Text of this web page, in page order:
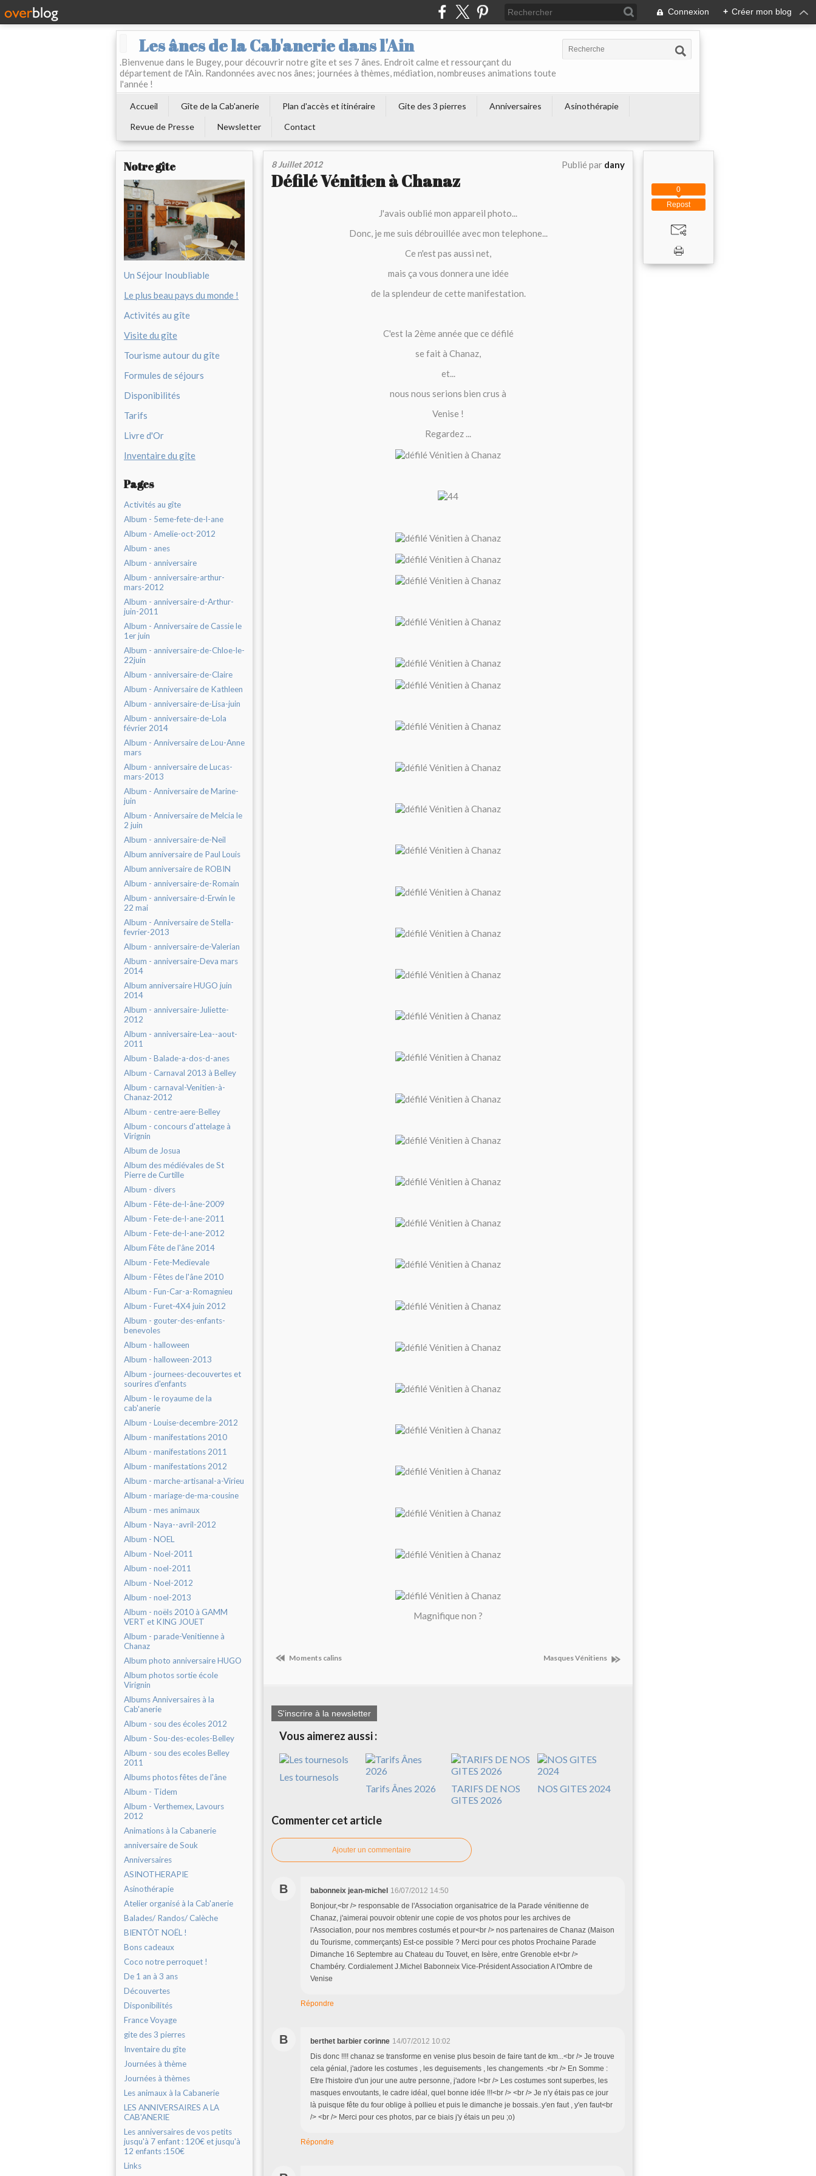
Connexion + Créer mon blog
Les ânes de la Cab'anerie dans l'Ain
.Bienvenue dans le Bugey, pour découvrir notre gîte et ses 7 ânes. Endroit calme et ressourçant du
département de l'Ain. Randonnées avec nos ânes; journées à thèmes, médiation, nombreuses animations toute
l'année !
Accueil Gîte de la Cab'anerie Plan d'accès et itinéraire Gite des 3 pierres Anniversaires
Asinothérapie
Revue de Presse
Newsletter Contact
Notre gîte
Un Séjour Inoubliable
Le plus beau pays du monde !
Activités au gîte
Visite du gîte
Tourisme autour du gîte
Formules de séjours
Disponibilités
Tarifs
Livre d'Or
Inventaire du gîte
Pages
Activités au gîte
Album - 5eme-fete-de-l-ane
Album - Amelie-oct-2012
Album - anes
Album - anniversaire
Album - anniversaire-arthur-
mars-2012
Album - anniversaire-d-Arthur-
juin-2011
Album - Anniversaire de Cassie le
1er juin
Album - anniversaire-de-Chloe-le-
22juin
Album - anniversaire-de-Claire
Album - Anniversaire de Kathleen
Album - anniversaire-de-Lisa-juin
Album - anniversaire-de-Lola
février 2014
Album - Anniversaire de Lou-Anne
mars
Album - anniversaire de Lucas-
mars-2013
Album - Anniversaire de Marine-
juin
Album - Anniversaire de Melcia le
2 juin
Album - anniversaire-de-Neil
Album anniversaire de Paul Louis
Album anniversaire de ROBIN
Album - anniversaire-de-Romain
Album - anniversaire-d-Erwin le
22 mai
Album - Anniversaire de Stella-
fevrier-2013
Album - anniversaire-de-Valerian
Album - anniversaire-Deva mars
2014
Album anniversaire HUGO juin
2014
Album - anniversaire-Juliette-
2012
Album - anniversaire-Lea--aout-
2011
Album - Balade-a-dos-d-anes
Album - Carnaval 2013 à Belley
Album - carnaval-Venitien-à-
Chanaz-2012
Album - centre-aere-Belley
Album - concours d'attelage à
Virignin
Album de Josua
Album des médiévales de St
Pierre de Curtille
Album - divers
Album - Fête-de-l-âne-2009
Album - Fete-de-l-ane-2011
Album - Fete-de-l-ane-2012
Album Fête de l'âne 2014
Album - Fete-Medievale
Album - Fêtes de l'âne 2010
Album - Fun-Car-a-Romagnieu
Album - Furet-4X4 juin 2012
Album - gouter-des-enfants-
benevoles
Album - halloween
Album - halloween-2013
Album - journees-decouvertes et
sourires d'enfants
Album - le royaume de la
cab'anerie
Album - Louise-decembre-2012
Album - manifestations 2010
Album - manifestations 2011
Album - manifestations 2012
Album - marche-artisanal-a-Virieu
Album - mariage-de-ma-cousine
Album - mes animaux
Album - Naya--avril-2012
Album - NOEL
Album - Noel-2011
Album - noel-2011
Album - Noel-2012
Album - noel-2013
Album - noëls 2010 à GAMM
VERT et KING JOUET
Album - parade-Venitienne à
Chanaz
Album photo anniversaire HUGO
Album photos sortie école
Virignin
Albums Anniversaires à la
Cab'anerie
Album - sou des écoles 2012
Album - Sou-des-ecoles-Belley
Album - sou des ecoles Belley
2011
Albums photos fêtes de l'âne
Album - Tidem
Album - Verthemex, Lavours
2012
Animations à la Cabanerie
anniversaire de Souk
Anniversaires
ASINOTHERAPIE
Asinothérapie
Atelier organisé à la Cab'anerie
Balades/ Randos/ Calèche
BIENTÔT NOËL !
Bons cadeaux
Coco notre perroquet !
De 1 an à 3 ans
Découvertes
Disponibilités
France Voyage
gite des 3 pierres
Inventaire du gîte
Journées à thème
Journées à thèmes
Les animaux à la Cabanerie
LES ANNIVERSAIRES A LA
CAB'ANERIE
Les anniversaires de vos petits
jusqu'à 7 enfant : 120€ et jusqu'à
12 enfants :150€
Links
8 Juillet 2012 Publié par dany
Défilé Vénitien à Chanaz
J'avais oublié mon appareil photo...
Donc, je me suis débrouillée avec mon telephone...
Ce n'est pas aussi net,
mais ça vous donnera une idée
de la splendeur de cette manifestation.
C'est la 2ème année que ce défilé
se fait à Chanaz,
et...
nous nous serions bien crus à
Venise !
Regardez ...
Magnifique non ?
Moments calins Masques Vénitiens
S'inscrire à la newsletter
Vous aimerez aussi :
Les tournesols
Tarifs Ânes 2026
TARIFS DE NOS
GITES 2026
NOS GITES 2024
Commenter cet article
Ajouter un commentaire
B babonneix jean-michel 16/07/2012 14:50
Bonjour,<br /> responsable de l'Association organisatrice de la Parade vénitienne de
Chanaz, j'aimerai pouvoir obtenir une copie de vos photos pour les archives de
l'Association, pour nos membres costumés et pour<br /> nos partenaires de Chanaz (Maison
du Tourisme, commerçants) Est-ce possible ? Merci pour ces photos Prochaine Parade
Dimanche 16 Septembre au Chateau du Touvet, en Isère, entre Grenoble et<br />
Chambéry. Cordialement J.Michel Babonneix Vice-Président Association A l'Ombre de
Venise
Répondre
B berthet barbier corinne 14/07/2012 10:02
Dis donc !!!! chanaz se transforme en venise plus besoin de faire tant de km...<br /> Je trouve
cela génial, j'adore les costumes , les deguisements , les changements .<br /> En Somme :
Etre l'histoire d'un jour une autre personne, j'adore !<br /> Les costumes sont superbes, les
masques envoutants, le cadre idéal, quel bonne idée !!!<br /> <br /> Je n'y étais pas ce jour
là puisque fête du four oblige à pollieu et puis le dimanche je bossais..y'en faut , y'en faut<br
/> <br /> Merci pour ces photos, par ce biais j'y étais un peu ;o)
Répondre
Repost
0